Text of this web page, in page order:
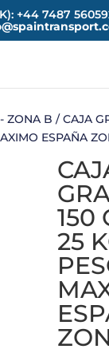
+44 7487
ZONA B / CAJA
ESPAÑA
150
25